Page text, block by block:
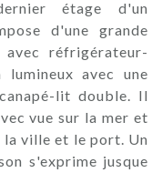
étage d'un
d'une grande
réfrigérateur-
avec une
lit double. Il
vue sur la mer et
ville et le port. Un
s'exprime jusque